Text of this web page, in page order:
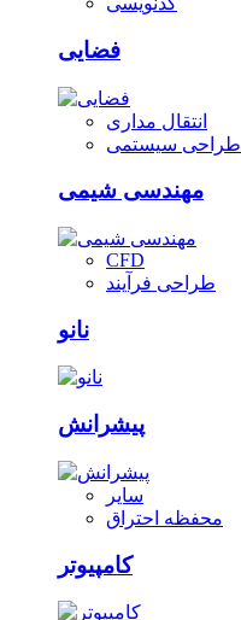
فضایی
انتقال مداری
طراحی سیستمی
مهندسی شیمی
CFD
طراحی فرآیند
نانو
پیشرانش
سایر
محفظه احتراق
کامپیوتر